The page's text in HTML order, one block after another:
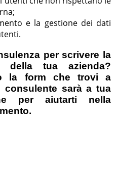
e la gestione dei dati
per scrivere la
della tua azienda?
la form che trovi a
consulente sarà a tua
per aiutarti nella